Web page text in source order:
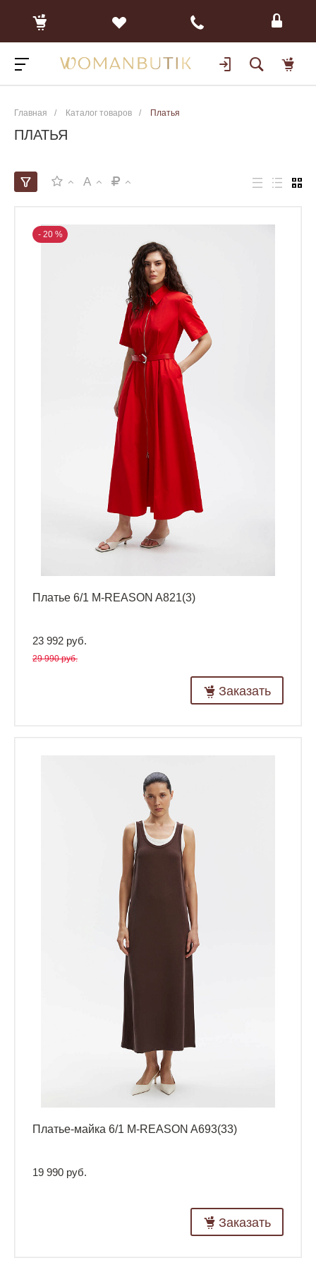
Главная / Каталог товаров / Платья
ПЛАТЬЯ
A
- 20 %
Платье 6/1 M-REASON A821(3)
23 992 руб.
29 990 руб.
Заказать
Платье-майка 6/1 M-REASON A693(33)
19 990 руб.
Заказать